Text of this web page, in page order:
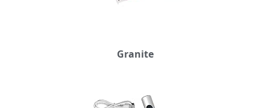
Granite